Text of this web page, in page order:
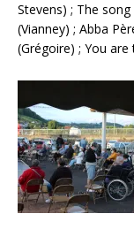
Stevens) ; The
(Vianney) ; Abba
(Grégoire) ; You